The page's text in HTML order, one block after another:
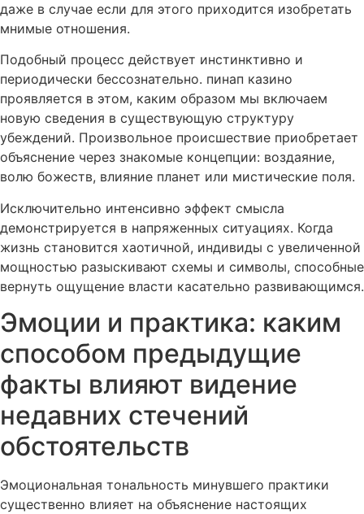
даже в случае если для этого приходится изобретать
мнимые отношения.
Подобный процесс действует инстинктивно и
периодически бессознательно. пинап казино
проявляется в этом, каким образом мы включаем
новую сведения в существующую структуру
убеждений. Произвольное происшествие приобретает
объяснение через знакомые концепции: воздаяние,
волю божеств, влияние планет или мистические поля.
Исключительно интенсивно эффект смысла
демонстрируется в напряженных ситуациях. Когда
жизнь становится хаотичной, индивиды с увеличенной
мощностью разыскивают схемы и символы, способные
вернуть ощущение власти касательно развивающимся.
Эмоции и практика: каким
способом предыдущие
факты влияют видение
недавних стечений
обстоятельств
Эмоциональная тональность минувшего практики
существенно влияет на объяснение настоящих